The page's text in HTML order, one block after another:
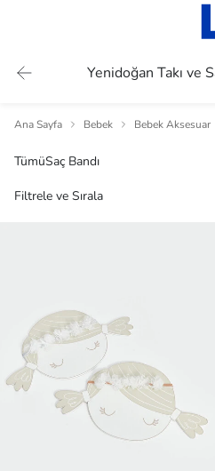
Yenidoğan Takı ve
Ana Sayfa Bebek Bebek Aksesuar
TümüSaç Bandı
Filtrele ve Sırala